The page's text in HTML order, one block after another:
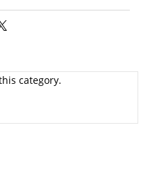
category.